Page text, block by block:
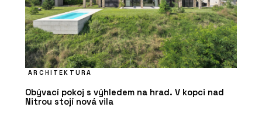
ARCHITEKTURA
Obývací pokoj s výhledem na hrad. V kopci nad
Nitrou stojí nová vila